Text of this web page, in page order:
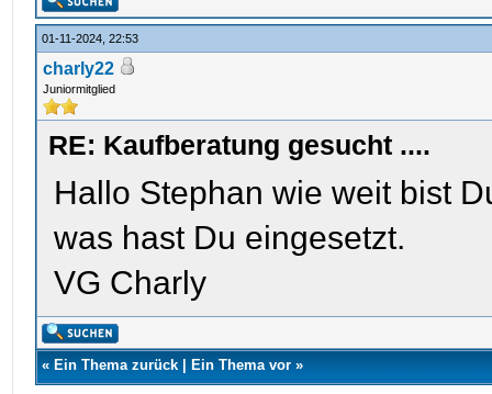
01-11-2024, 22:53
charly22
Juniormitglied
RE: Kaufberatung gesucht ....
Hallo Stephan wie weit bist
was hast Du eingesetzt.
VG Charly
« Ein Thema zurück| Ein Thema vor »